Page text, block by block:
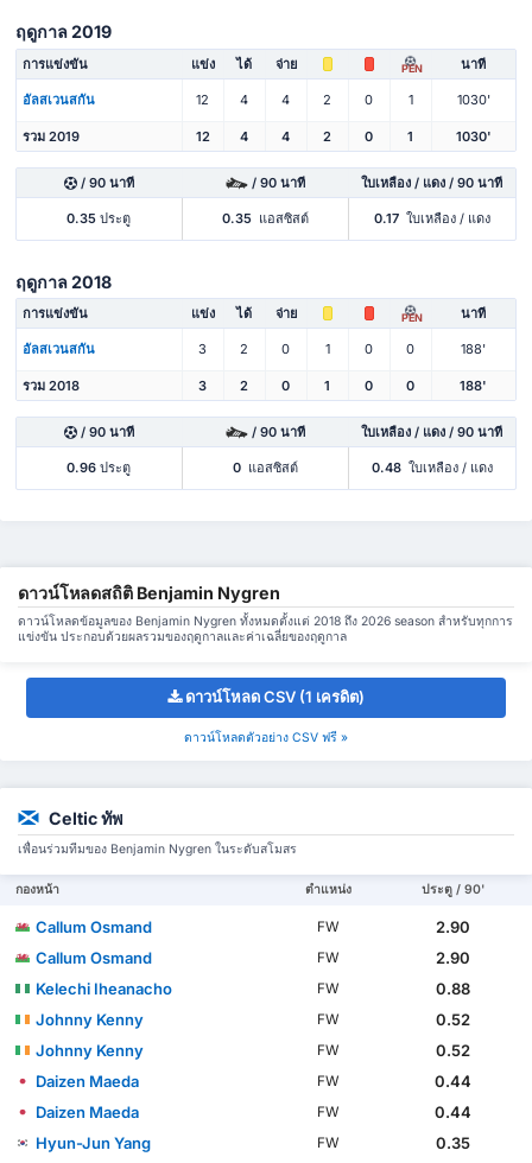
ฤดูกาล 2019
การแข่งขัน แข่ง ได้ จ่าย PEN นาที
อัลสเวนสกัน 12 4 4 2 0 1 1030'
รวม 2019 12 4 4 2 0 1 1030'
/ 90 นาที / 90 นาที ใบเหลือง / แดง / 90 นาที
0.35 ประตู 0.35 แอสซิสต์ 0.17 ใบเหลือง / แดง
ฤดูกาล 2018
การแข่งขัน แข่ง ได้ จ่าย PEN นาที
อัลสเวนสกัน 3 2 0 1 0 0 188'
รวม 2018 3 2 0 1 0 0 188'
/ 90 นาที / 90 นาที ใบเหลือง / แดง / 90 นาที
0.96 ประตู 0 แอสซิสต์ 0.48 ใบเหลือง / แดง
ดาวน์โหลดสถิติ Benjamin Nygren
ดาวน์โหลดข้อมูลของ Benjamin Nygren ทั้งหมดตั้งแต่ 2018 ถึง 2026 season สำหรับทุกการ
แข่งขัน ประกอบด้วยผลรวมของฤดูกาลและค่าเฉลี่ยของฤดูกาล
ดาวน์โหลด CSV (1 เครดิต)
ดาวน์โหลดตัวอย่าง CSV ฟรี »
Celtic ทัพ
เพื่อนร่วมทีมของ Benjamin Nygren ในระดับสโมสร
กองหน้า ตำแหน่ง ประตู / 90'
Callum Osmand FW
2.90
Callum Osmand
FW
2.90
Kelechi Iheanacho
FW
0.88
Johnny Kenny
FW
0.52
Johnny Kenny
FW
0.52
Daizen Maeda
FW
0.44
Daizen Maeda
FW
0.44
Hyun-Jun Yang
FW
0.35